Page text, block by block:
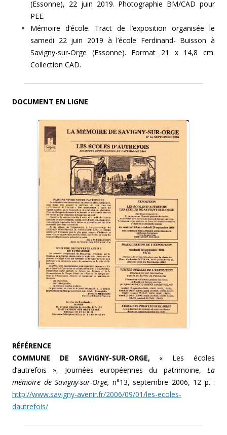
(Essonne), 22 juin 2019. Photographie BM/CAD pour
PEE.
Mémoire d’école. Tract de l’exposition organisée le
samedi 22 juin 2019 à l’école Ferdinand- Buisson à
Savigny-sur-Orge (Essonne). Format 21 x 14,8 cm.
Collection CAD.
DOCUMENT EN LIGNE
RÉFÉRENCE
COMMUNE DE SAVIGNY-SUR-ORGE, « Les écoles
d’autrefois », Journées européennes du patrimoine, La
mémoire de Savigny-sur-Orge, n°13, septembre 2006, 12 p. :
http://www.savigny-avenir.fr/2006/09/01/les-ecoles-
dautrefois/